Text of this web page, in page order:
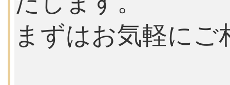
まずはお気軽にご